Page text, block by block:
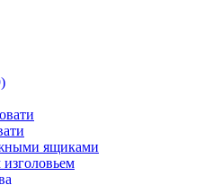
ящиками